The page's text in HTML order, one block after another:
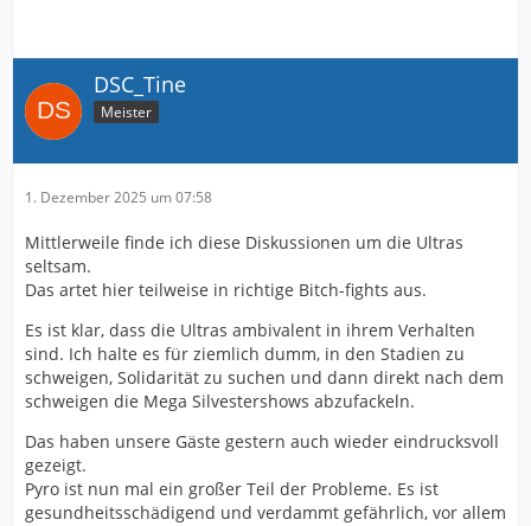
DSC_Tine
Meister
1. Dezember 2025 um 07:58
Mittlerweile finde ich diese Diskussionen um die Ultras
seltsam.
Das artet hier teilweise in richtige Bitch-fights aus.
Es ist klar, dass die Ultras ambivalent in ihrem Verhalten
sind. Ich halte es für ziemlich dumm, in den Stadien zu
schweigen, Solidarität zu suchen und dann direkt nach dem
schweigen die Mega Silvestershows abzufackeln.
Das haben unsere Gäste gestern auch wieder eindrucksvoll
gezeigt.
Pyro ist nun mal ein großer Teil der Probleme. Es ist
gesundheitsschädigend und verdammt gefährlich, vor allem